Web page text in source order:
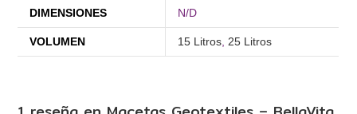
DIMENSIONES N/D
VOLUMEN 15 Litros 25 Litros